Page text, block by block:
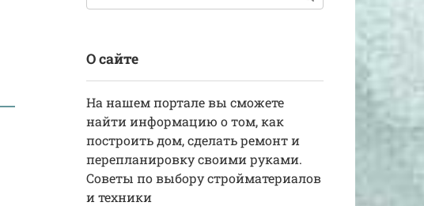
О сайте
На нашем портале вы сможете
найти информацию о том, как
построить дом, сделать ремонт и
перепланировку своими руками.
Советы по выбору стройматериалов
и техники